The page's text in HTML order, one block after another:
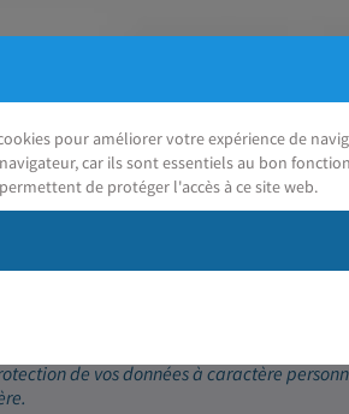
(RGPD)
de vos données à caractère
pour améliorer votre expérience de
car ils sont essentiels au bon
de protéger l'accès à ce site web.